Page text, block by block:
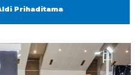
Prihaditama